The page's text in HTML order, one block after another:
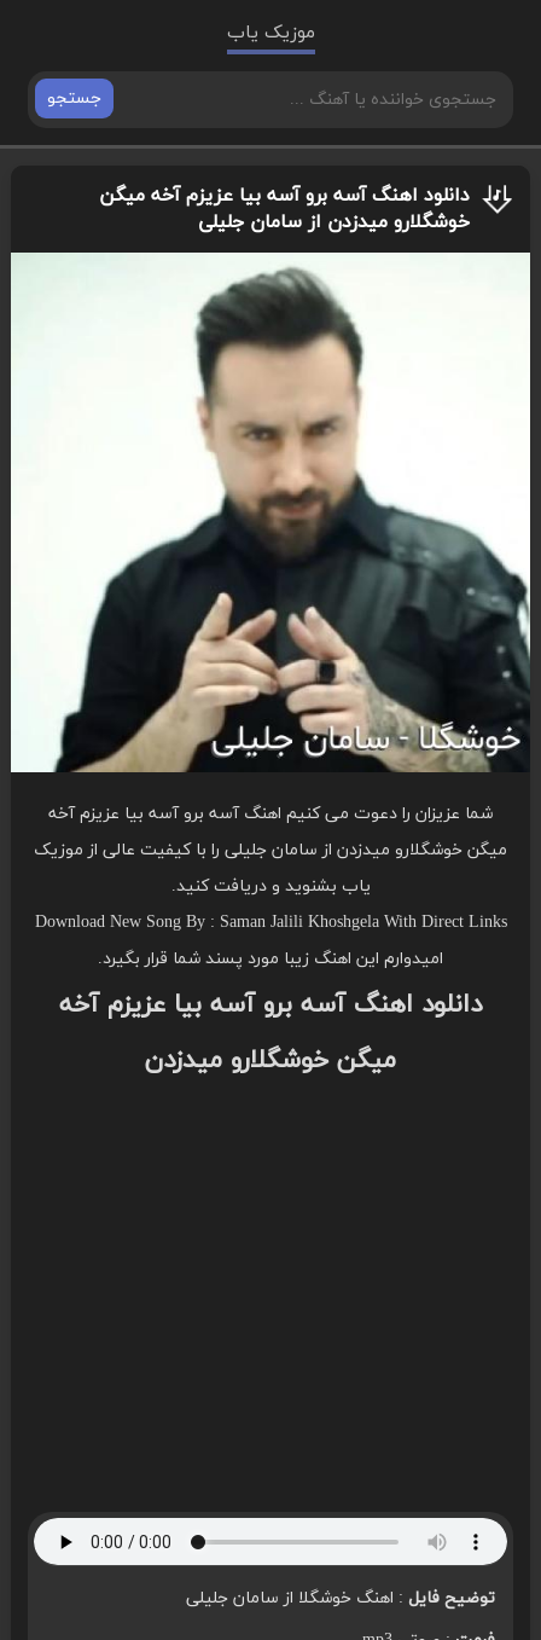
موزیک یاب
جستجو
دانلود اهنگ آسه برو آسه بیا عزیزم آخه میگن
خوشگلارو میدزدن از سامان جلیلی
شما عزیزان را دعوت می کنیم اهنگ آسه برو آسه بیا عزیزم آخه
میگن خوشگلارو میدزدن از سامان جلیلی را با کیفیت عالی از موزیک
یاب بشنوید و دریافت کنید.
Download New Song By : Saman Jalili Khoshgela With Direct Links
امیدوارم این اهنگ زیبا مورد پسند شما قرار بگیرد.
دانلود اهنگ آسه برو آسه بیا عزیزم آخه
میگن خوشگلارو میدزدن
توضیح فایل: اهنگ خوشگلا از سامان جلیلی